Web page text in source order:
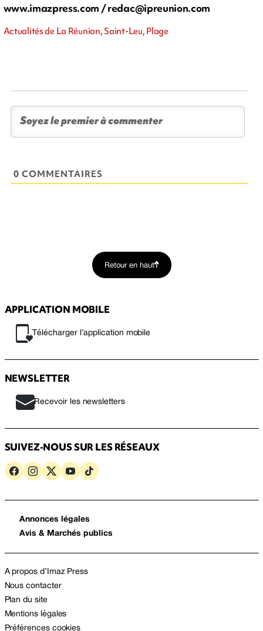
www.imazpress.com /redac@ipreunion.com
Actualités de La Réunion, Saint-Leu, Plage
0 COMMENTAIRES
Retour en haut
APPLICATION MOBILE
Télécharger l’application mobile
NEWSLETTER
Recevoir les newsletters
SUIVEZ-NOUS SUR LES RÉSEAUX
Annonces légales
Avis & Marchés publics
A propos d’Imaz Press
Nous contacter
Plan du site
Mentions légales
Préférences cookies